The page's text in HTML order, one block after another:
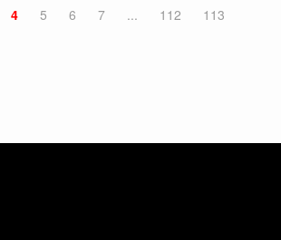
4 5 6 7 ... 112
113